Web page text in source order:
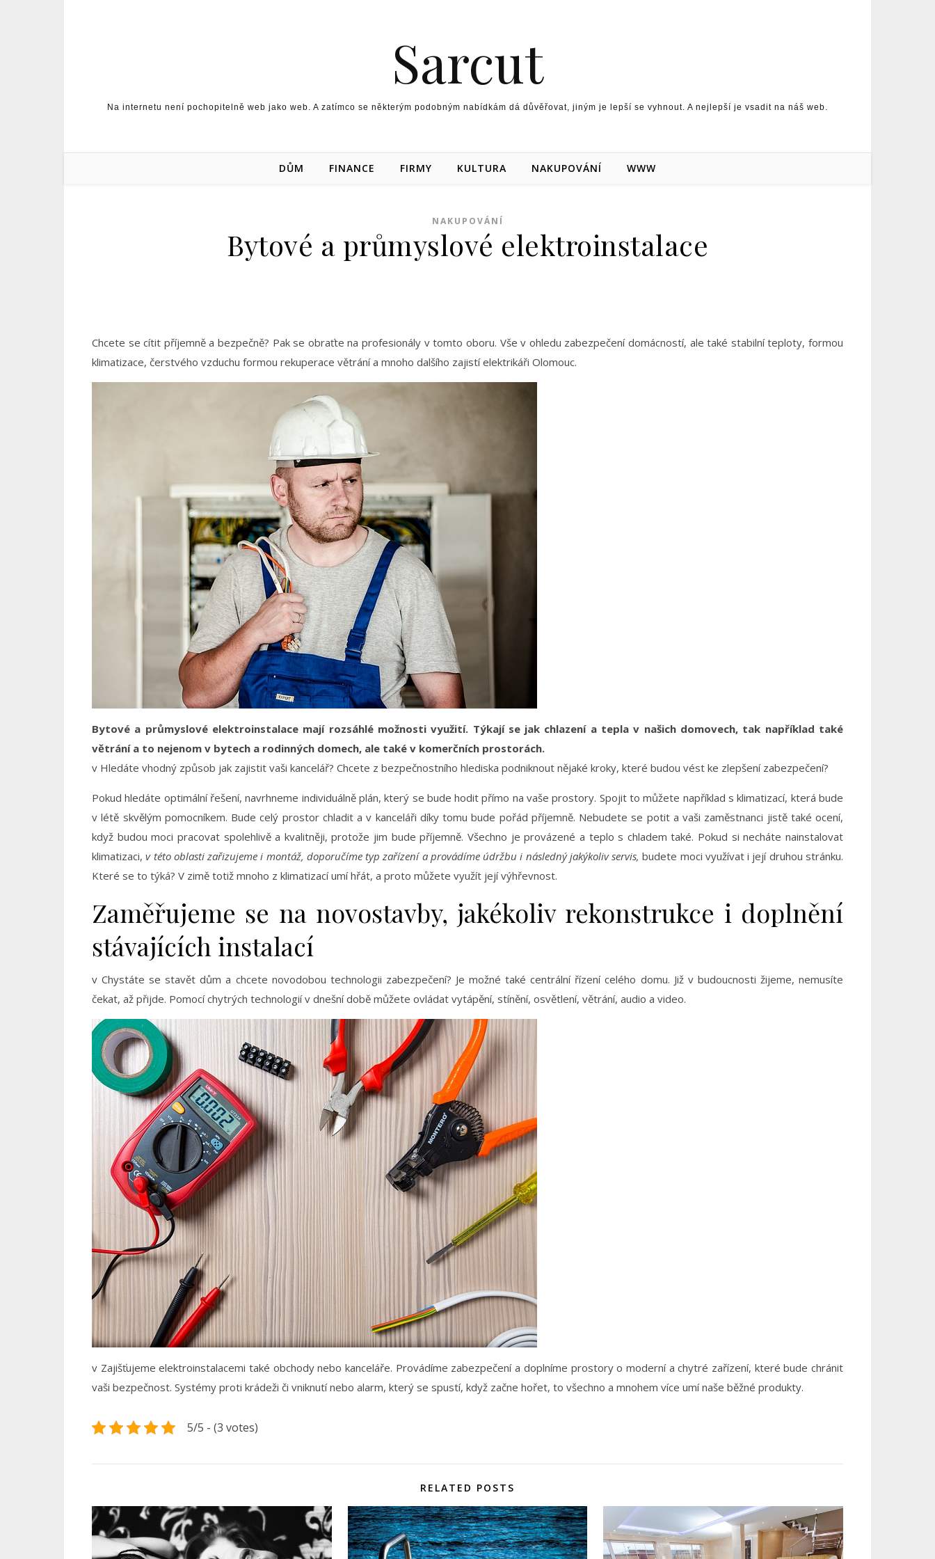
Sarcut
Na internetu není pochopitelně web jako web. A zatímco se některým podobným nabídkám dá důvěřovat, jiným je lepší se vyhnout. A nejlepší je vsadit na náš web.
DŮM FINANCE FIRMY KULTURA NAKUPOVÁNÍ WWW
NAKUPOVÁNÍ
Bytové a průmyslové elektroinstalace
Chcete se cítit příjemně a bezpečně? Pak se obraťte na profesionály v tomto oboru. Vše v ohledu zabezpečení domácností, ale také stabilní teploty, formou
klimatizace, čerstvého vzduchu formou rekuperace větrání a mnoho dalšího zajistíelektrikáři Olomouc.
Bytové a průmyslové elektroinstalace mají rozsáhlé možnosti využití. Týkají se jak chlazení a tepla v našich domovech, tak například také
větrání a to nejenom v bytech a rodinných domech, ale také v komerčních prostorách.
v Hledáte vhodný způsob jak zajistit vaši kancelář? Chcete z bezpečnostního hlediska podniknout nějaké kroky, které budou vést ke zlepšení zabezpečení?
Pokud hledáte optimální řešení, navrhneme individuálně plán, který se bude hodit přímo na vaše prostory. Spojit to můžete například s klimatizací, která bude
v létě skvělým pomocníkem. Bude celý prostor chladit a v kanceláři díky tomu bude pořád příjemně. Nebudete se potit a vaši zaměstnanci jistě také ocení,
když budou moci pracovat spolehlivě a kvalitněji, protože jim bude příjemně. Všechno je provázené a teplo s chladem také. Pokud si necháte nainstalovat
klimatizaci,v této oblasti zařizujeme i montáž, doporučíme typ zařízení a provádíme údržbu i následný jakýkoliv servis, budete moci využívat i její druhou stránku.
Které se to týká? V zimě totiž mnoho z klimatizací umí hřát, a proto můžete využít její výhřevnost.
Zaměřujeme se na novostavby, jakékoliv rekonstrukce i doplnění
stávajících instalací
v Chystáte se stavět dům a chcete novodobou technologii zabezpečení? Je možné také centrální řízení celého domu. Již v budoucnosti žijeme, nemusíte
čekat, až přijde. Pomocí chytrých technologií v dnešní době můžete ovládat vytápění, stínění, osvětlení, větrání, audio a video.
v Zajišťujeme elektroinstalacemi také obchody nebo kanceláře. Provádíme zabezpečení a doplníme prostory o moderní a chytré zařízení, které bude chránit
vaši bezpečnost. Systémy proti krádeži či vniknutí nebo alarm, který se spustí, když začne hořet, to všechno a mnohem více umí naše běžné produkty.
5/5 - (3 votes)
RELATED POSTS